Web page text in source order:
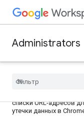
Administrators
Отчет о передаче
конфиденциального
Chrome
Установите тайм-ауты
сканирования на
Chrome.
списки URL-адресов
утечки данных в